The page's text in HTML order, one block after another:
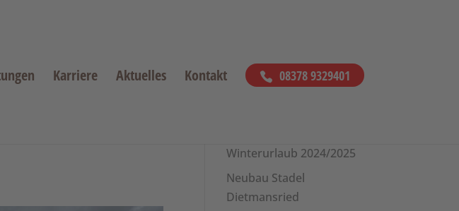
Karriere Aktuelles Kontakt 08378 9329401
Winterurlaub 2024/2025
Neubau Stadel
Dietmansried